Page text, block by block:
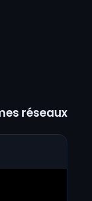
réseaux